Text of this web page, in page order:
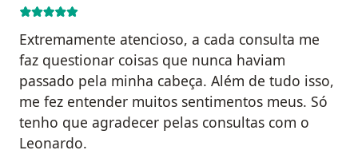
Extremamente atencioso, a cada consulta me
faz questionar coisas que nunca haviam
passado pela minha cabeça. Além de tudo isso,
me fez entender muitos sentimentos meus. Só
tenho que agradecer pelas consultas com o
Leonardo.